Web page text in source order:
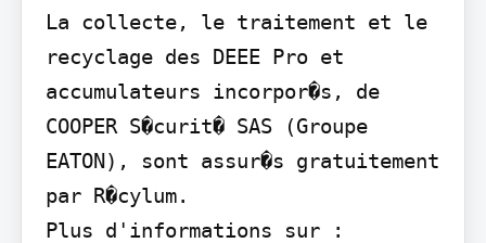
La collecte, le traitement et le
recyclage des DEEE Pro et
accumulateurs incorpor�s, de
COOPER S�curit� SAS (Groupe
EATON), sont assur�s gratuitement
par R�cylum.
Plus d'informations sur :